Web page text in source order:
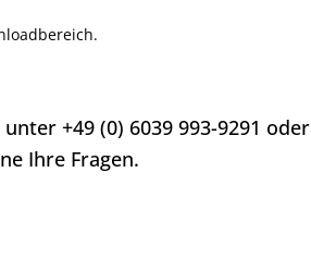
+49 (0) 6039 993-9291 oder
Ihre Fragen.